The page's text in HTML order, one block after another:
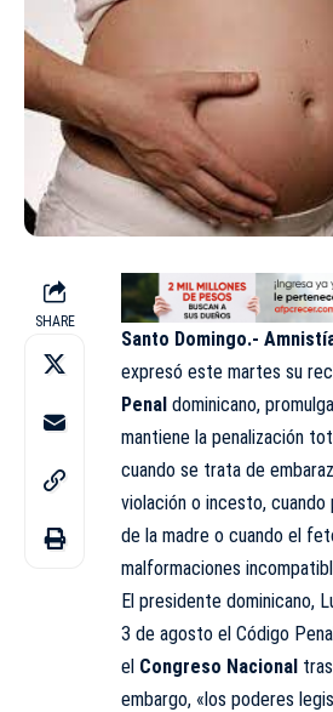
SHARE
Santo Domingo.-
expresó este martes su
Penal dominicano,
mantiene la penalización
cuando se trata de
violación o incesto, cuando
de la madre o cuando el
malformaciones
El presidente dominicano,
3 de agosto el Código
el Congreso Nacional
embargo, «los poderes